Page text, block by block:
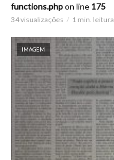
functions.phpon line 175
34 visualizações 1 min. leitura
IMAGEM